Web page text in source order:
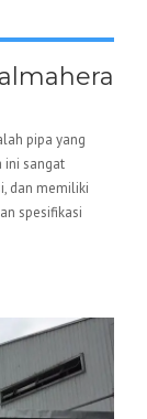
pipa yang
ini sangat
dan memiliki
spesifikasi